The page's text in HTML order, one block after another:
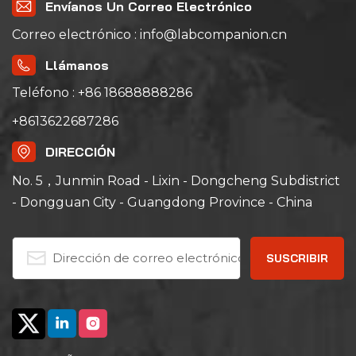
temperatura del lugar de
automáticamente
de control constante de
temperatura y tiempo, y
circuito de alarma y falla
confiable y seguro.
Envíanos Un Correo Electrónico
Correo electrónico : info@labcompanion.cn
Llámanos
Teléfono : +86 18688888286
+8613622687286
DIRECCIÓN
No. 5，Junmin Road - Lixin - Dongcheng Subdistrict
- Dongguan City - Guangdong Province - China